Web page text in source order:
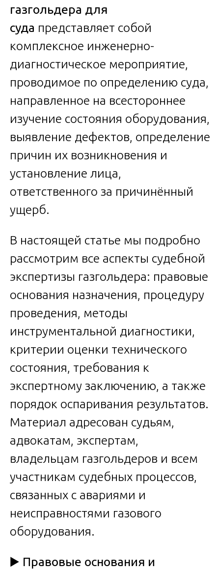
газгольдера для
суда представляет собой
комплексное инженерно-
диагностическое мероприятие,
проводимое по определению суда,
направленное на всестороннее
изучение состояния оборудования,
выявление дефектов, определение
причин их возникновения и
установление лица,
ответственного за причинённый
ущерб.
В настоящей статье мы подробно
рассмотрим все аспекты судебной
экспертизы газгольдера: правовые
основания назначения, процедуру
проведения, методы
инструментальной диагностики,
критерии оценки технического
состояния, требования к
экспертному заключению, а также
порядок оспаривания результатов.
Материал адресован судьям,
адвокатам, экспертам,
владельцам газгольдеров и всем
участникам судебных процессов,
связанных с авариями и
неисправностями газового
оборудования.
▶️ Правовые основания и